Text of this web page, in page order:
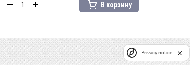
В корзину
Privacy notice